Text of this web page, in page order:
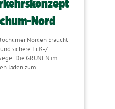
Nord
Norden braucht
sichere Fuß-/
Die GRÜNEN im
laden zum…